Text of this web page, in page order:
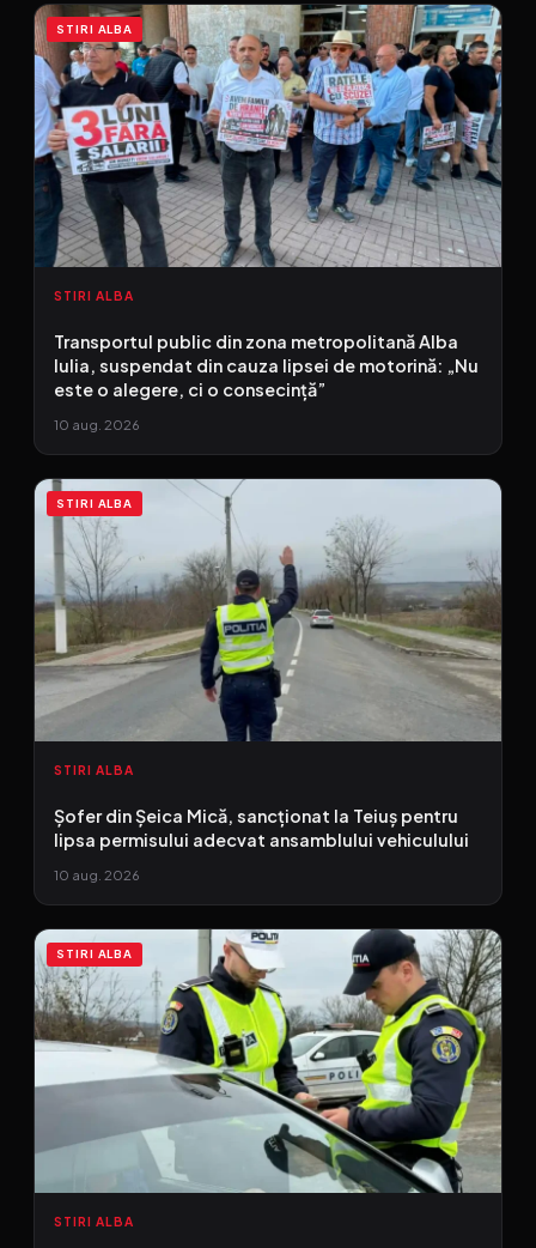
STIRI ALBA
STIRI ALBA
Transportul public din zona metropolitană Alba
Iulia, suspendat din cauza lipsei de motorină: „Nu
este o alegere, ci o consecință”
10 aug. 2026
STIRI ALBA
STIRI ALBA
Șofer din Șeica Mică, sancționat la Teiuș pentru
lipsa permisului adecvat ansamblului vehiculului
10 aug. 2026
STIRI ALBA
STIRI ALBA